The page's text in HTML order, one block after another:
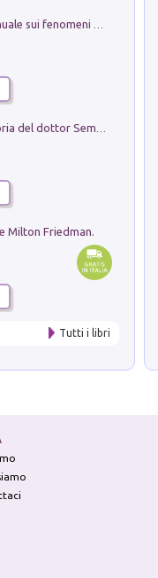
Milton Friedman.
Tutti i libri